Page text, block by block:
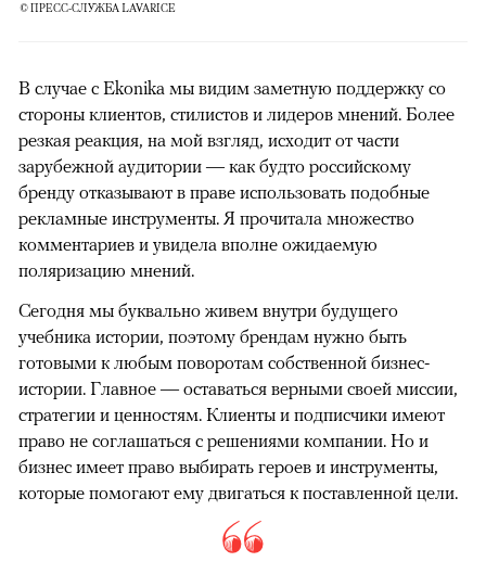
© ПРЕСС-СЛУЖБА LAVARICE
В случае с Ekonika мы видим заметную поддержку со
стороны клиентов, стилистов и лидеров мнений. Более
резкая реакция, на мой взгляд, исходит от части
зарубежной аудитории — как будто российскому
бренду отказывают в праве использовать подобные
рекламные инструменты. Я прочитала множество
комментариев и увидела вполне ожидаемую
поляризацию мнений.
Сегодня мы буквально живем внутри будущего
учебника истории, поэтому брендам нужно быть
готовыми к любым поворотам собственной бизнес-
истории. Главное — оставаться верными своей миссии,
стратегии и ценностям. Клиенты и подписчики имеют
право не соглашаться с решениями компании. Но и
бизнес имеет право выбирать героев и инструменты,
которые помогают ему двигаться к поставленной цели.